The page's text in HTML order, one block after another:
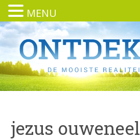
jezus ouweneel
MENU